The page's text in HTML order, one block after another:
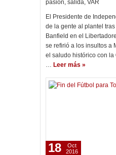
pasión, salida, VAR
El Presidente de
de la gente al plantel
Banfield en el
se refirió a los insultos a
el saludo histórico con la
… Leer más »
18
Oct
2016